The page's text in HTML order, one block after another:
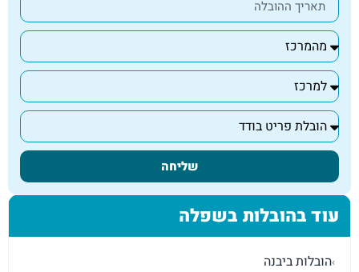
שליחה
עוד בהובלות בשפלה
›הובלות ביבנה